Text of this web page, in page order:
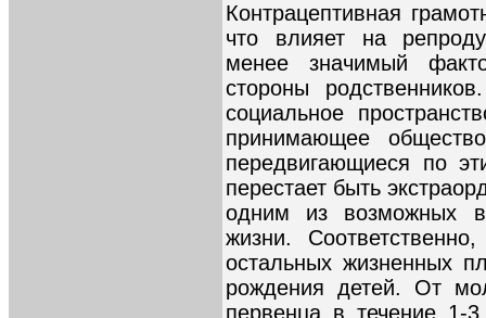
Контрацептивная
что влияет на
менее значимый
стороны
социальное
принимающее
передвигающиеся по
перестает быть
одним из возможных
жизни.
остальных жизненных
рождения детей. От
первенца в течение 1-